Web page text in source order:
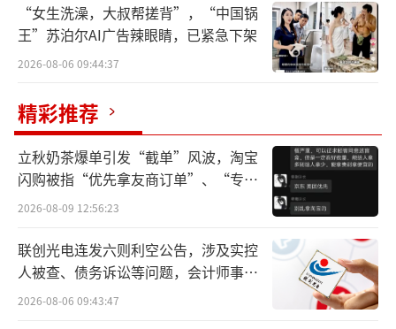
股东应占溢利为5900万港元（2024年同期为亏
损4.91亿港元），实现扭亏为盈，核心驱动来
自电视广播与数字媒体业务改善。（责任编辑：zx06
00）
“女生洗澡，大叔帮搓背”，“中国锅
王”苏泊尔AI广告辣眼睛，已紧急下架
2026-08-06 09:44:37
精彩推荐
立秋奶茶爆单引发“截单”风波，淘宝
闪购被指“优先拿友商订单”、“专挑
贵的拿”
2026-08-09 12:56:23
联创光电连发六则利空公告，涉及实控
人被查、债务诉讼等问题，会计师事务
所曾出具“保留意见”
2026-08-06 09:43:47